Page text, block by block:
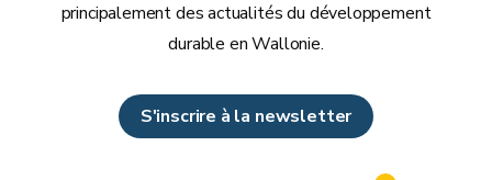
principalement des actualités du développement
durable en Wallonie.
S'inscrire à la newsletter